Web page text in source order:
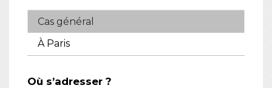
Cas général
À Paris
Où s’adresser ?